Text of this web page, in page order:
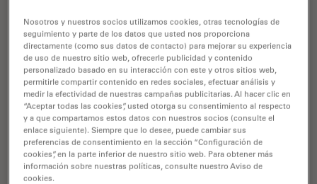
Nosotros y nuestros socios utilizamos cookies, otras tecnologías de
seguimiento y parte de los datos que usted nos proporciona
directamente (como sus datos de contacto) para mejorar su experiencia
de uso de nuestro sitio web, ofrecerle publicidad y contenido
personalizado basado en su interacción con este y otros sitios web,
permitirle compartir contenido en redes sociales, efectuar análisis y
medir la efectividad de nuestras campañas publicitarias. Al hacer clic en
“Aceptar todas las cookies”, usted otorga su consentimiento al respecto
y a que compartamos estos datos con nuestros socios (consulte el
enlace siguiente). Siempre que lo desee, puede cambiar sus
preferencias de consentimiento en la sección “Configuración de
cookies”, en la parte inferior de nuestro sitio web. Para obtener más
información sobre nuestras políticas, consulte nuestro Aviso de
cookies.